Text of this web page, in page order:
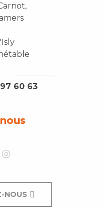
60 63
NOUS